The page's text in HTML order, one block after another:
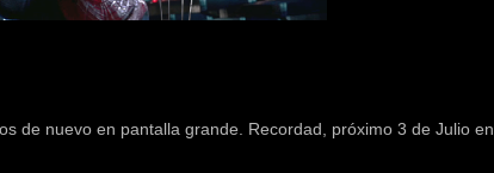
de nuevo en pantalla grande. Recordad, próximo 3 de Julio en